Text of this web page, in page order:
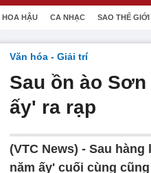
HOA HẬU CA NHẠC SAO THẾ GIỚI
Văn hóa - Giải trí
Sau ồn ào
ấy' ra rạp
(VTC News) - Sau
năm ấy' cuối cùng